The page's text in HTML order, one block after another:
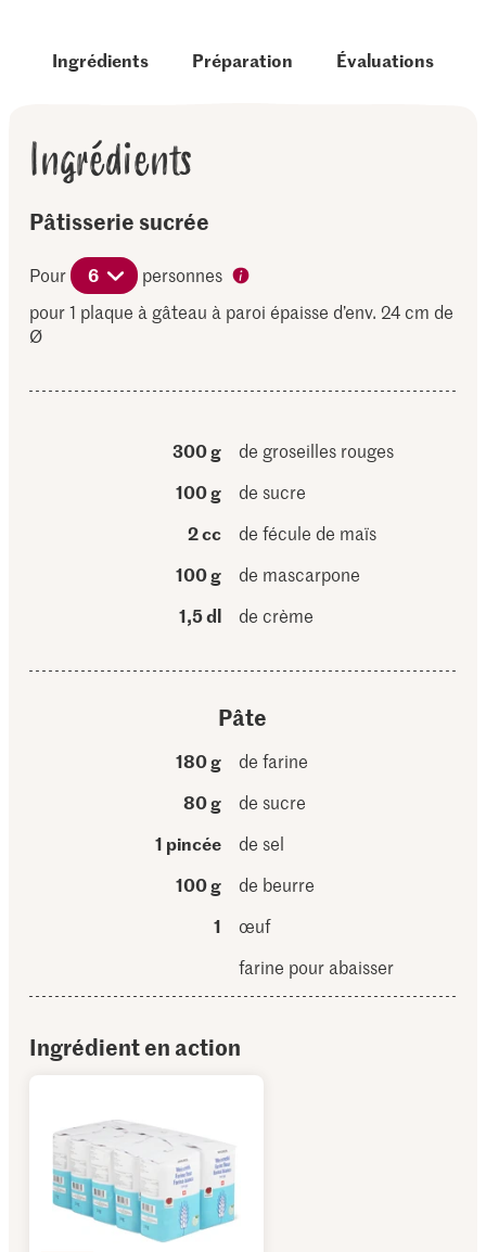
Ingrédients Préparation Évaluations
Ingrédients
Pâtisserie sucrée
Pour 6
personnes
pour 1 plaque à gâteau à paroi épaisse d’env. 24 cm de
Ø
300 g
de groseilles rouges
100 g
de sucre
2 cc
de fécule de maïs
100 g
de mascarpone
1,5 dl
de crème
Pâte
180 g
de farine
80 g
de sucre
1 pincée
de sel
100 g
de beurre
1
œuf
farine pour abaisser
Ingrédient en action